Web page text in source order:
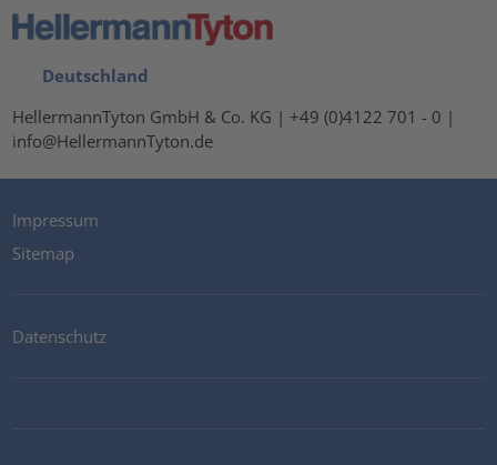
Deutschland
HellermannTyton GmbH & Co. KG | +49 (0)4122 701 - 0 |
info@HellermannTyton.de
Impressum
Sitemap
Datenschutz